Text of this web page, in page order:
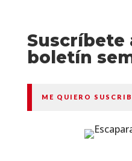
Suscríbete
boletín
ME QUIERO